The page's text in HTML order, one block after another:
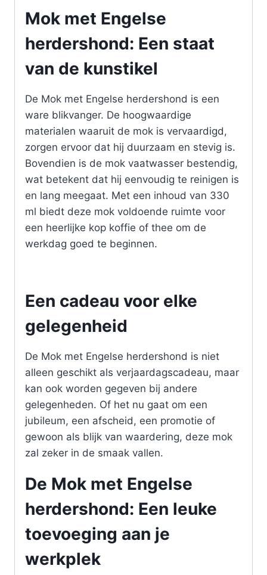
Mok met Engelse
herdershond: Een staat
van de kunstikel
De Mok met Engelse herdershond is een
ware blikvanger. De hoogwaardige
materialen waaruit de mok is vervaardigd,
zorgen ervoor dat hij duurzaam en stevig is.
Bovendien is de mok vaatwasser bestendig,
wat betekent dat hij eenvoudig te reinigen is
en lang meegaat. Met een inhoud van 330
ml biedt deze mok voldoende ruimte voor
een heerlijke kop koffie of thee om de
werkdag goed te beginnen.
Een cadeau voor elke
gelegenheid
De Mok met Engelse herdershond is niet
alleen geschikt als verjaardagscadeau, maar
kan ook worden gegeven bij andere
gelegenheden. Of het nu gaat om een
jubileum, een afscheid, een promotie of
gewoon als blijk van waardering, deze mok
zal zeker in de smaak vallen.
De Mok met Engelse
herdershond: Een leuke
toevoeging aan je
werkplek